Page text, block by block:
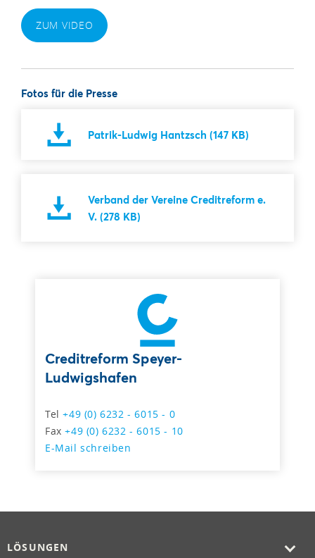
ZUM VIDEO
Fotos für die Presse
Patrik-Ludwig Hantzsch (147 KB)
Verband der Vereine Creditreform e.
V. (278 KB)
Creditreform Speyer-
Ludwigshafen
Tel+49 (0) 6232 - 6015 - 0
Fax+49 (0) 6232 - 6015 - 10
E-Mail schreiben
LÖSUNGEN